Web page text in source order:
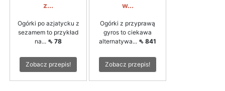
z...
Ogórki po azjatycku z
sezamem to przykład
na... ⇖ 78
Zobacz przepis!
w...
Ogórki z przyprawą
gyros to ciekawa
alternatywa... ⇖ 841
Zobacz przepis!